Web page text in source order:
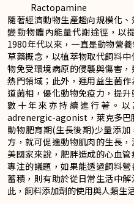
Ractopamine
隨著經濟動物生產趨向規模化
變動物體內能量代謝途徑，以
1980年代以來，一直是動物營
草藥概念，以植萃物取代飼料
物免受環境病原的侵襲與傷害
熱門領域；此外，運用益生菌
道菌相，優化動物免疫力，提
數十年來亦持續進行著。
adrenergic-agonist，萊克多巴
動物肥育期(生長後期)少量添
方，就可促進動物肌肉的生長
美國家來說，肥胖造成的心血
專注的議題，如果能透過飼料
蓄積，則有助於從日常生活中
此，飼料添加劑的使用與人類生